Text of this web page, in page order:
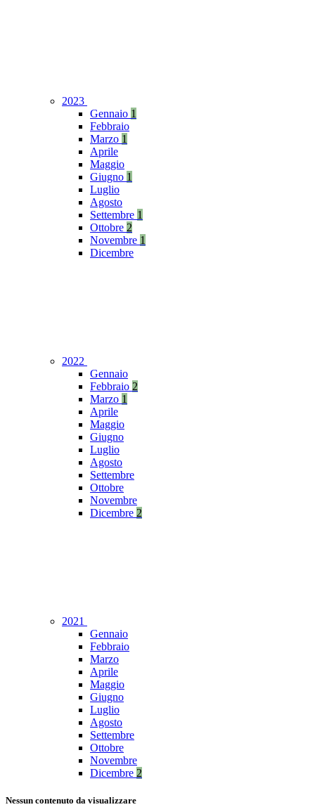
2023
Gennaio 1
Febbraio
Marzo 1
Aprile
Maggio
Giugno 1
Luglio
Agosto
Settembre 1
Ottobre 2
Novembre 1
Dicembre
2022
Gennaio
Febbraio 2
Marzo 1
Aprile
Maggio
Giugno
Luglio
Agosto
Settembre
Ottobre
Novembre
Dicembre 2
2021
Gennaio
Febbraio
Marzo
Aprile
Maggio
Giugno
Luglio
Agosto
Settembre
Ottobre
Novembre
Dicembre 2
Nessun contenuto da visualizzare